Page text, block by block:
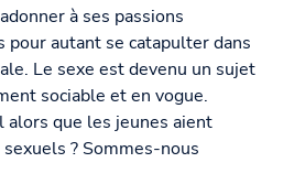
à ses passions
pour autant se catapulter dans
Le sexe est devenu un sujet
sociable et en vogue.
alors que les jeunes aient
? Sommes-nous